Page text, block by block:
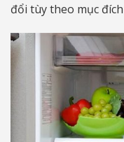
đổi tùy theo mục